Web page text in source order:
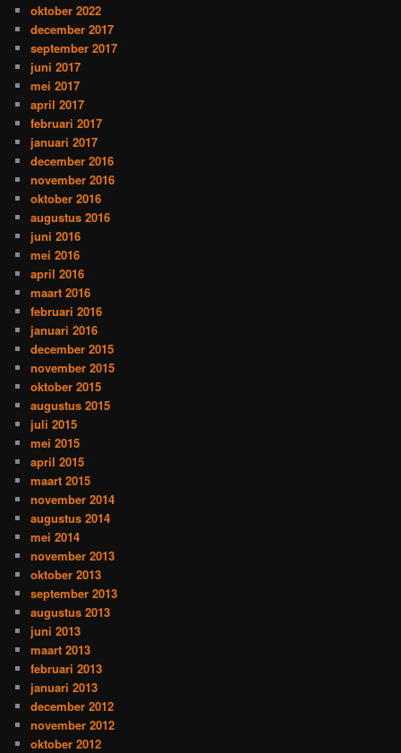
oktober 2022
december 2017
september 2017
juni 2017
mei 2017
april 2017
februari 2017
januari 2017
december 2016
november 2016
oktober 2016
augustus 2016
juni 2016
mei 2016
april 2016
maart 2016
februari 2016
januari 2016
december 2015
november 2015
oktober 2015
augustus 2015
juli 2015
mei 2015
april 2015
maart 2015
november 2014
augustus 2014
mei 2014
november 2013
oktober 2013
september 2013
augustus 2013
juni 2013
maart 2013
februari 2013
januari 2013
december 2012
november 2012
oktober 2012